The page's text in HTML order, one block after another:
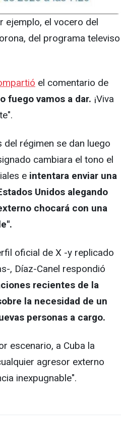
ejemplo, el vocero del
del programa televiso
el comentario de
fuego vamos a dar. ¡Viva
régimen se dan luego
cambiara el tono el
e intentara enviar una
Unidos alegando
chocará con una
oficial de X -y replicado
, Díaz-Canel respondió
recientes de la
la necesidad de un
personas a cargo.
escenario, a Cuba la
agresor externo
inexpugnable".